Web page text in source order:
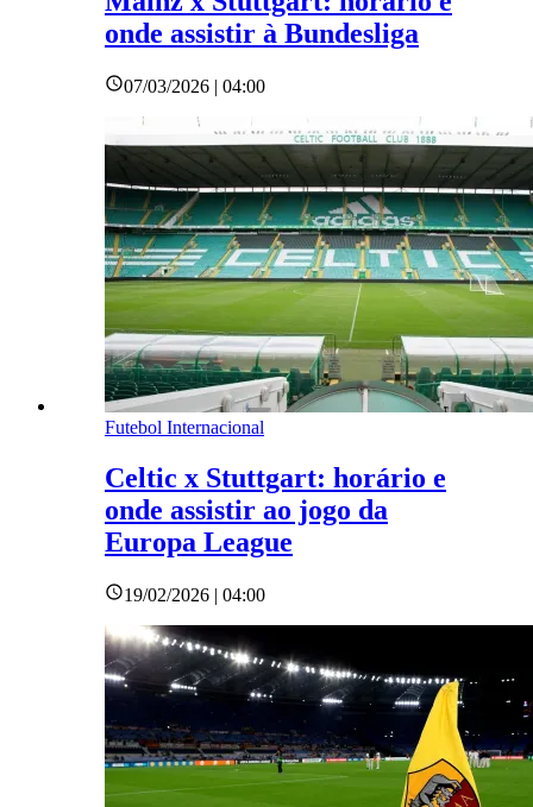
onde assistir à Bundesliga
07/03/2026 | 04:00
Futebol Internacional
Celtic x Stuttgart: horário e
onde assistir ao jogo da
Europa League
19/02/2026 | 04:00